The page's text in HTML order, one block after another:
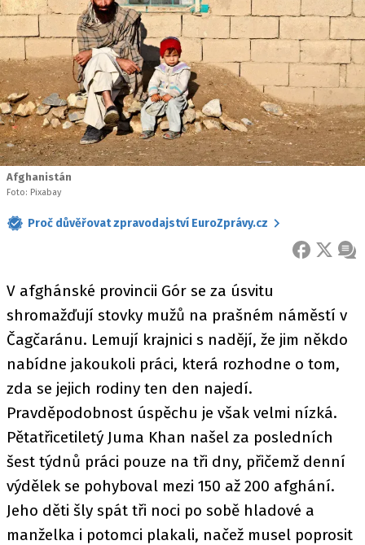
Afghanistán
Foto: Pixabay
Proč důvěřovat zpravodajství EuroZprávy.cz
FACEBOOK
X
V afghánské provincii Gór se za úsvitu
shromažďují stovky mužů na prašném náměstí v
Čagčaránu. Lemují krajnici s nadějí, že jim někdo
nabídne jakoukoli práci, která rozhodne o tom,
zda se jejich rodiny ten den najedí.
Pravděpodobnost úspěchu je však velmi nízká.
Pětatřicetiletý Juma Khan našel za posledních
šest týdnů práci pouze na tři dny, přičemž denní
výdělek se pohyboval mezi 150 až 200 afghání.
Jeho děti šly spát tři noci po sobě hladové a
manželka i potomci plakali, načež musel poprosit